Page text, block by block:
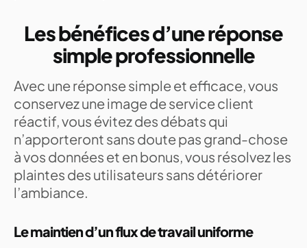
Les bénéfices d’une réponse
simple professionnelle
Avec une réponse simple et efficace, vous
conservez une image de service client
réactif, vous évitez des débats qui
n’apporteront sans doute pas grand-chose
à vos données et en bonus, vous résolvez les
plaintes des utilisateurs sans détériorer
l’ambiance.
Le maintien d’un flux de travail uniforme